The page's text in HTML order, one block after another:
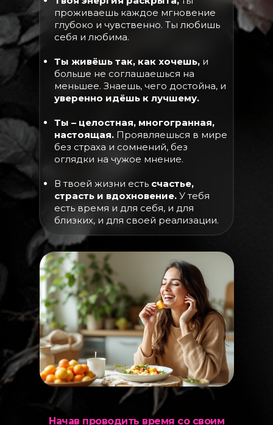
Начав проводить время со своим
проживаешь каждое мгновение
глубоко и чувственно. Ты любишь
себя и любима.
Ты живёшь так, как хочешь, и
больше не соглашаешься на
меньшее. Знаешь, чего достойна, и
уверенно идёшь к лучшему.
Ты – целостная, многогранная,
настоящая. Проявляешься в мире
без страха и сомнений, без
оглядки на чужое мнение.
В твоей жизни есть счастье,
страсть и вдохновение. У тебя
есть время и для себя, и для
близких, и для своей реализации.